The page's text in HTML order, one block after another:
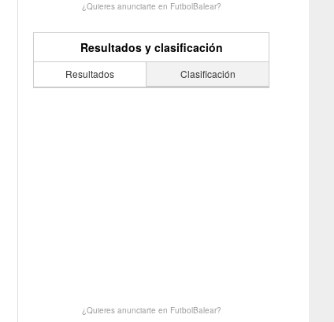
¿Quieres anunciarte en FutbolBalear?
Resultados y clasificación
Resultados Clasificación
¿Quieres anunciarte en FutbolBalear?